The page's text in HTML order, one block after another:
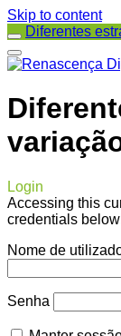
Skip to content
Diferentes
Login
Accessing this
credentials
Nome de
Senha